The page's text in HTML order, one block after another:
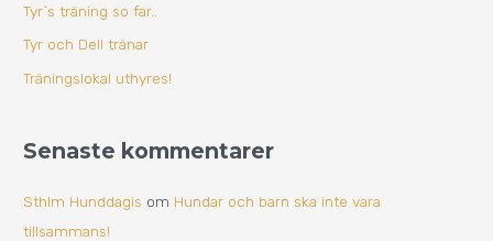
r
:
Tyr`s träning so far..
Tyr och Dell tränar
Träningslokal uthyres!
Senaste kommentarer
Sthlm Hunddagis om Hundar och barn ska inte vara
tillsammans!